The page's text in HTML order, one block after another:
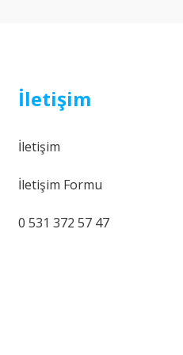
İletişim
İletişim
İletişim Formu
0 531 372 57 47